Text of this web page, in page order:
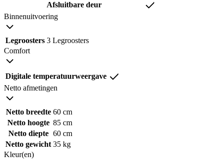
Afsluitbare deur
Binnenuitvoering
Legroosters 3 Legroosters
Comfort
Digitale temperatuurweergave
Netto afmetingen
Netto breedte 60 cm
Netto hoogte 85 cm
Netto diepte 60 cm
Netto gewicht 35 kg
Kleur(en)